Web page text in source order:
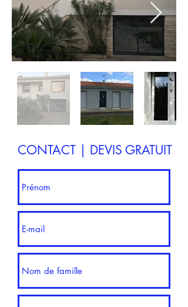
CONTACT | DEVIS GRATUIT